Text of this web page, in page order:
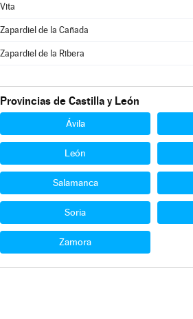
Vita
Zapardiel de la Cañada
Zapardiel de la Ribera
Provincias de Castilla y León
Ávila
León
Salamanca
Soria
Zamora